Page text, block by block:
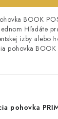
BOOK
Hľadáte
izby alebo
pohovka BOOK
pohovka